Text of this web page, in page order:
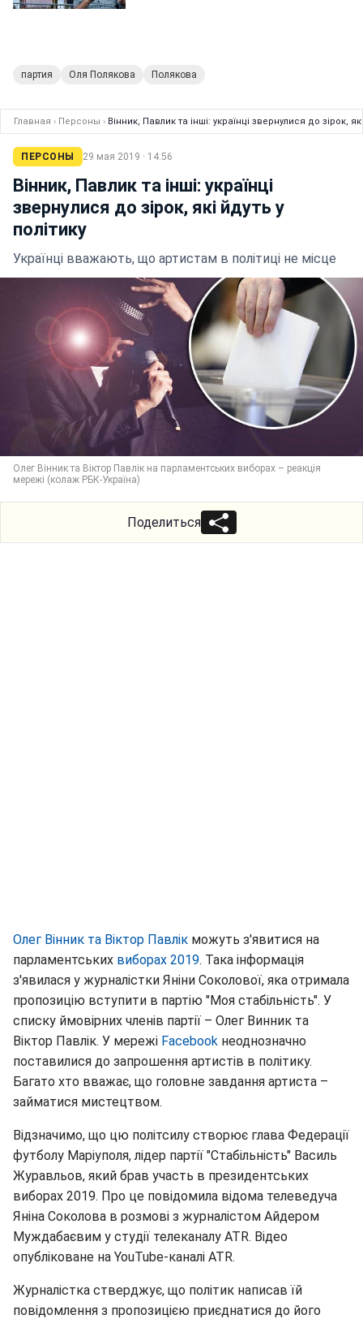
партия Оля Полякова Полякова
Главная › Персоны › Вінник, Павлик та інші: українці звернулися до зірок,
ПЕРСОНЫ 29 мая 2019 · 14:56
Вінник, Павлик та інші: українці
звернулися до зірок, які йдуть у
політику
Українці вважають, що артистам в політиці не місце
Олег Вінник та Віктор Павлік на парламентських виборах – реакція
мережі (колаж РБК-Україна)
Поделиться
Олег Вінник та Віктор Павлік можуть з'явитися на
парламентських виборах 2019. Така інформація
з'явилася у журналістки Яніни Соколової, яка отримала
пропозицію вступити в партію "Моя стабільність". У
списку ймовірних членів партії – Олег Винник та
Віктор Павлік. У мережі Facebook неоднозначно
поставилися до запрошення артистів в політику.
Багато хто вважає, що головне завдання артиста –
займатися мистецтвом.
Відзначимо, що цю політсилу створює глава Федерації
футболу Маріуполя, лідер партії "Стабільність" Василь
Журавльов, який брав участь в президентських
виборах 2019. Про це повідомила відома телеведуча
Яніна Соколова в розмові з журналістом Айдером
Муждабаєвим у студії телеканалу ATR. Відео
опубліковане на YouTube-каналі ATR.
Журналістка стверджує, що політик написав їй
повідомлення з пропозицією приєднатися до його